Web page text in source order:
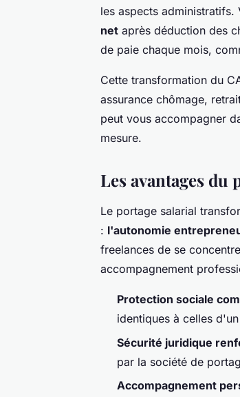
les aspects
net après déduction des
de paie chaque mois,
Cette transformation du
assurance chômage,
peut vous accompagner
mesure.
Les avantages du
Le portage salarial
: l'autonomie
freelances de se
accompagnement
Protection sociale
identiques à celles
Sécurité juridique
par la société de
Accompagnement